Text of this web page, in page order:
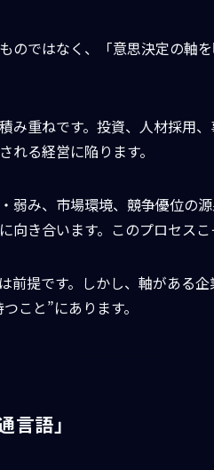
のではなく、「意思決定の軸
重ねです。投資、人材採用、
れる経営に陥ります。
弱み、市場環境、競争優位の
き合います。このプロセスこ
前提です。しかし、軸がある
こと”にあります。
言語」